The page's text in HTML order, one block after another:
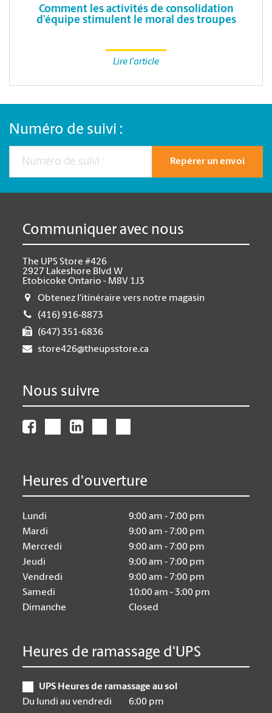
Comment les activités de consolidation
d’équipe stimulent le moral des troupes
Lire l'article
Numéro de suivi :
Repérer un envoi
Communiquer avec nous
The UPS Store #426
2927 Lakeshore Blvd W
Etobicoke Ontario - M8V 1J3
Obtenez l'itinéraire vers notre magasin
(416) 916-8873
(647) 351-6836
store426@theupsstore.ca
Nous suivre
Heures d'ouverture
Lundi
9:00 am - 7:00 pm
Mardi
9:00 am - 7:00 pm
Mercredi
9:00 am - 7:00 pm
Jeudi
9:00 am - 7:00 pm
Vendredi
9:00 am - 7:00 pm
Samedi
10:00 am - 3:00 pm
Dimanche
Closed
Heures de ramassage d'UPS
UPS Heures de ramassage au sol
Du lundi au vendredi
6:00 pm